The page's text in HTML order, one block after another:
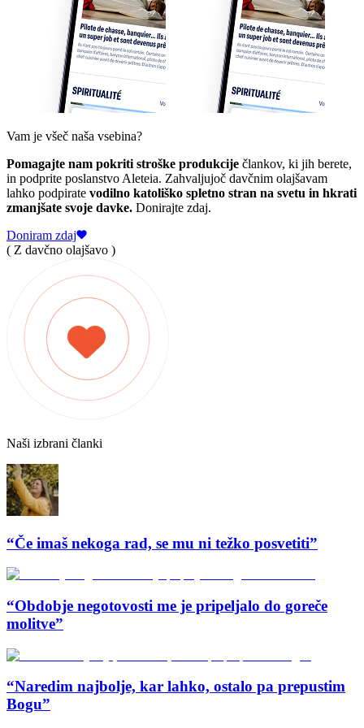
Vam je všeč naša vsebina?
Pomagajte nam pokriti stroške produkcije člankov, ki jih berete,
in podprite poslanstvo Aleteia. Zahvaljujoč davčnim olajšavam
lahko podpirate vodilno katoliško spletno stran na svetu in hkrati
zmanjšate svoje davke. Donirajte zdaj.
Doniram zdaj
( Z davčno olajšavo )
Naši izbrani članki
“Če imaš nekoga rad, se mu ni težko posvetiti”
“Obdobje negotovosti me je pripeljalo do goreče
molitve”
“Naredim najbolje, kar lahko, ostalo pa prepustim
Bogu”